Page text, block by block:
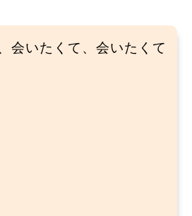
会いたくて、会いたくて